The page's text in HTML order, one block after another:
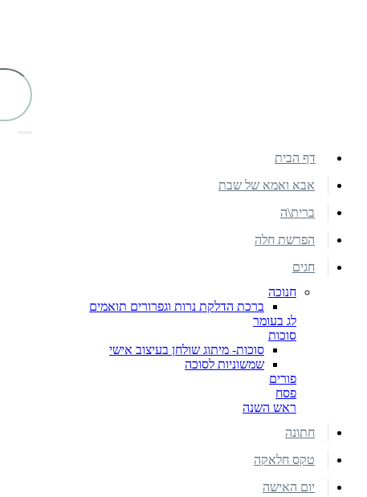
דף הבית
אבא ואמא של שבת
ברית\ה
הפרשת חלה
חגים
חנוכה
ברכת הדלקת נרות וגפרורים תואמים
לג בעומר
סוכות
סוכות- מיתוג שולחן בעיצוב אישי
שמשוניות לסוכה
פורים
פסח
ראש השנה
חתונה
טקס חלאקה
יום האישה